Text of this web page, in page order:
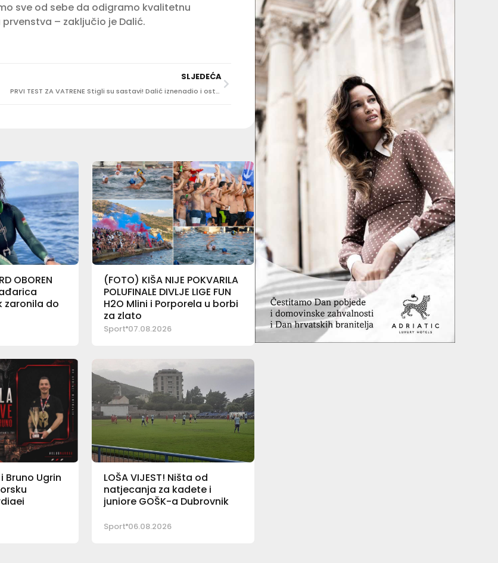
sve od sebe da odigramo kvalitetnu
– zaključio je Dalić.
SLJEDEĆA
PRVI TEST ZA VATRENE Stigli su sastavi! Dalić iznenadio i ostavio senatora na klupi
OBOREN
zaronila do
(FOTO) KIŠA NIJE POKVARILA
POLUFINALE DIVLJE LIGE FUN
H2O Mlini i Porporela u borbi
za zlato
Sport 07.08.2026
Bruno Ugrin
LOŠA VIJEST! Ništa od
natjecanja za kadete i
juniore GOŠK-a Dubrovnik
Sport 06.08.2026